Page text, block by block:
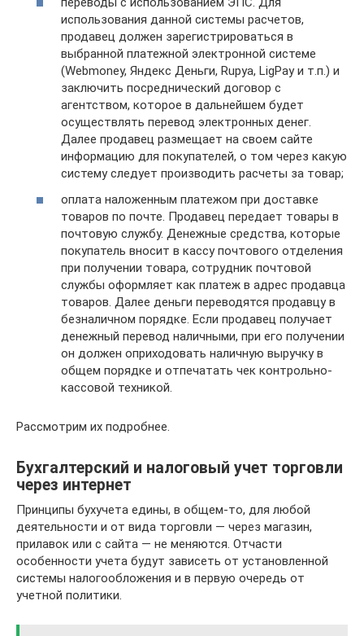
использования данной системы расчетов,
продавец должен зарегистрироваться в
выбранной платежной электронной системе
(Webmoney, Яндекс Деньги, Rupya, LigPay и т.п.) и
заключить посреднический договор с
агентством, которое в дальнейшем будет
осуществлять перевод электронных денег.
Далее продавец размещает на своем сайте
информацию для покупателей, о том через какую
систему следует производить расчеты за товар;
оплата наложенным платежом при доставке
товаров по почте. Продавец передает товары в
почтовую службу. Денежные средства, которые
покупатель вносит в кассу почтового отделения
при получении товара, сотрудник почтовой
службы оформляет как платеж в адрес продавца
товаров. Далее деньги переводятся продавцу в
безналичном порядке. Если продавец получает
денежный перевод наличными, при его получении
он должен оприходовать наличную выручку в
общем порядке и отпечатать чек контрольно-
кассовой техникой.
Рассмотрим их подробнее.
Бухгалтерский и налоговый учет торговли
через интернет
Принципы бухучета едины, в общем-то, для любой
деятельности и от вида торговли — через магазин,
прилавок или с сайта — не меняются. Отчасти
особенности учета будут зависеть от установленной
системы налогообложения и в первую очередь от
учетной политики.